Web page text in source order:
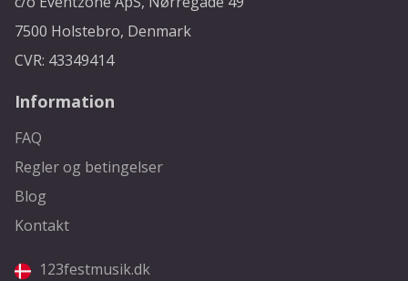
7500 Holstebro, Denmark
CVR: 43349414
Information
FAQ
Regler og betingelser
Blog
Kontakt
123festmusik.dk